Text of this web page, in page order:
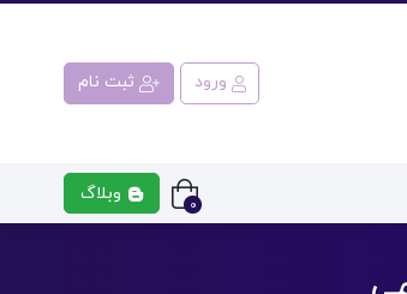
ورود ثبت نام
0 وبلاگ